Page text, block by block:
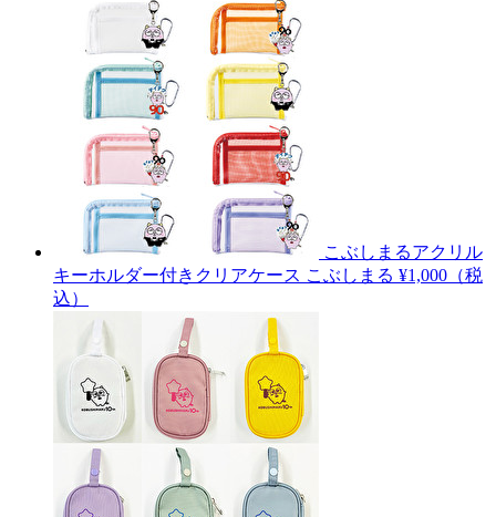
こぶしまるアクリル
キーホルダー付きクリアケース こぶしまる ¥1,000（税
込）